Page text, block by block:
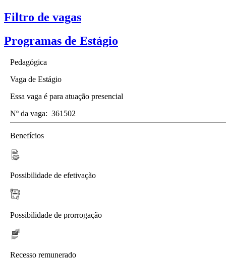
Filtro de vagas
Programas de Estágio
Pedagógica
Vaga de Estágio
Essa vaga é para atuação presencial
Nº da vaga: 361502
Benefícios
Possibilidade de efetivação
Possibilidade de prorrogação
Recesso remunerado